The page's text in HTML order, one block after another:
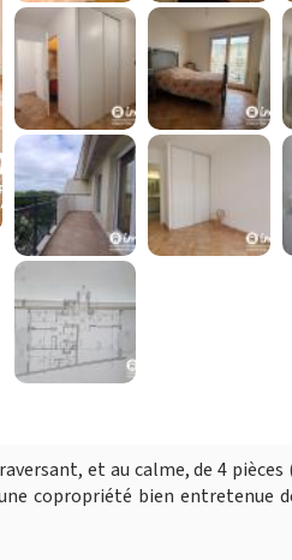
et au calme, de 4 pièces
copropriété bien entretenue